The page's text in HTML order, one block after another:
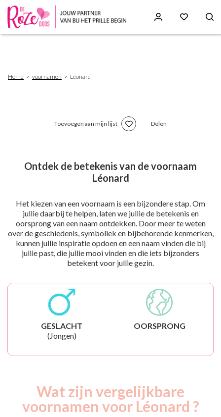
Home voornamen Léonard
Toevoegen aan mijn lijst Delen
Ontdek de betekenis van de voornaam
Léonard
Het kiezen van een voornaam is een bijzondere stap. Om
jullie daarbij te helpen, laten we jullie de betekenis en
oorsprong van een naam ontdekken. Door meer te weten
over de geschiedenis, symboliek en bijbehorende kenmerken,
kunnen jullie inspiratie opdoen en een naam vinden die bij
jullie past, die jullie mooi vinden en die iets bijzonders
betekent voor jullie gezin.
GESLACHT
(Jongen)
OORSPRONG
Wat zijn vergelijkbare
voornamen voor Léonard ?